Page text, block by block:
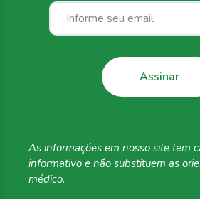
As informações em nosso site tem
informativo e não substituem as
médico.